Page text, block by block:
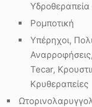
Ρομποτική
Υπέρηχοι,
Tecar,
Κρυθεραπείες